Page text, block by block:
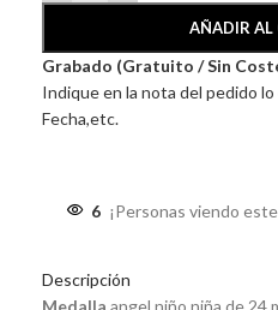
AÑADIR AL
Grabado (Gratuito / Sin
Indique en la nota del pedido
Fecha,etc.
6 ¡Personas viendo
Descripción